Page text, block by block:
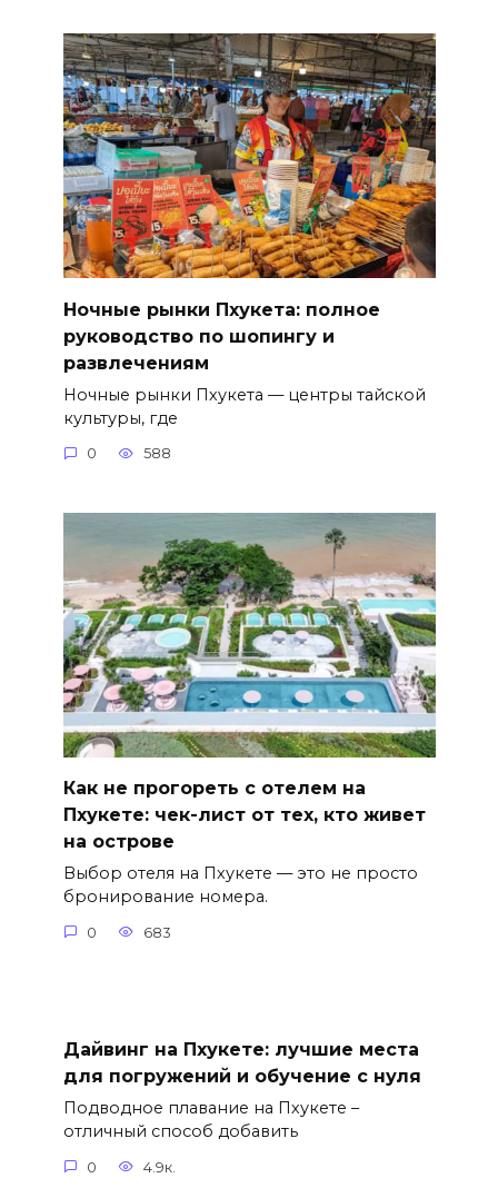
Ночные рынки Пхукета: полное
руководство по шопингу и
развлечениям
Ночные рынки Пхукета — центры тайской
культуры, где
0 588
Как не прогореть с отелем на
Пхукете: чек-лист от тех, кто живет
на острове
Выбор отеля на Пхукете — это не просто
бронирование номера.
0 683
Дайвинг на Пхукете: лучшие места
для погружений и обучение с нуля
Подводное плавание на Пхукете –
отличный способ добавить
0 4.9к.